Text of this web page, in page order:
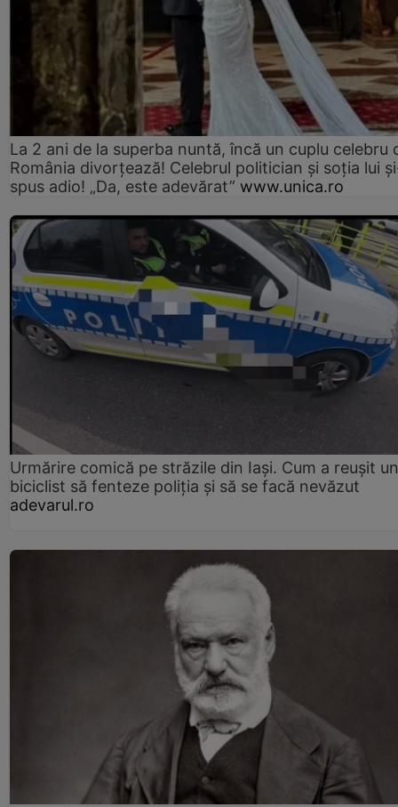
La 2 ani de la superba nuntă, încă un cuplu celebru
România divorțează! Celebrul politician și soția lui
spus adio! „Da, este adevărat” www.unica.ro
Urmărire comică pe străzile din Iași. Cum a reușit un
biciclist să fenteze poliția și să se facă nevăzut
adevarul.ro